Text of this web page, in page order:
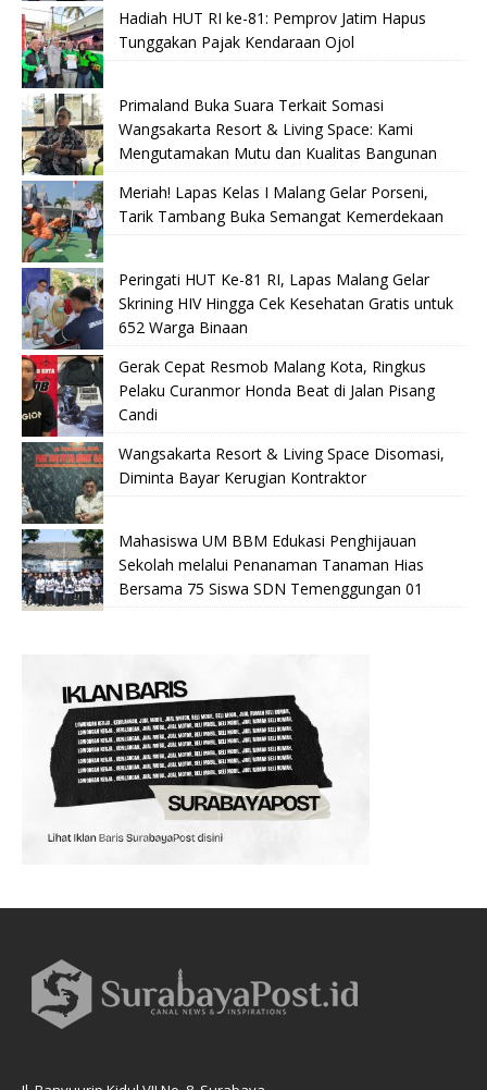
Hadiah HUT RI ke-81: Pemprov Jatim Hapus
Tunggakan Pajak Kendaraan Ojol
Primaland Buka Suara Terkait Somasi
Wangsakarta Resort & Living Space: Kami
Mengutamakan Mutu dan Kualitas Bangunan
Meriah! Lapas Kelas I Malang Gelar Porseni,
Tarik Tambang Buka Semangat Kemerdekaan
Peringati HUT Ke-81 RI, Lapas Malang Gelar
Skrining HIV Hingga Cek Kesehatan Gratis untuk
652 Warga Binaan
Gerak Cepat Resmob Malang Kota, Ringkus
Pelaku Curanmor Honda Beat di Jalan Pisang
Candi
Wangsakarta Resort & Living Space Disomasi,
Diminta Bayar Kerugian Kontraktor
Mahasiswa UM BBM Edukasi Penghijauan
Sekolah melalui Penanaman Tanaman Hias
Bersama 75 Siswa SDN Temenggungan 01